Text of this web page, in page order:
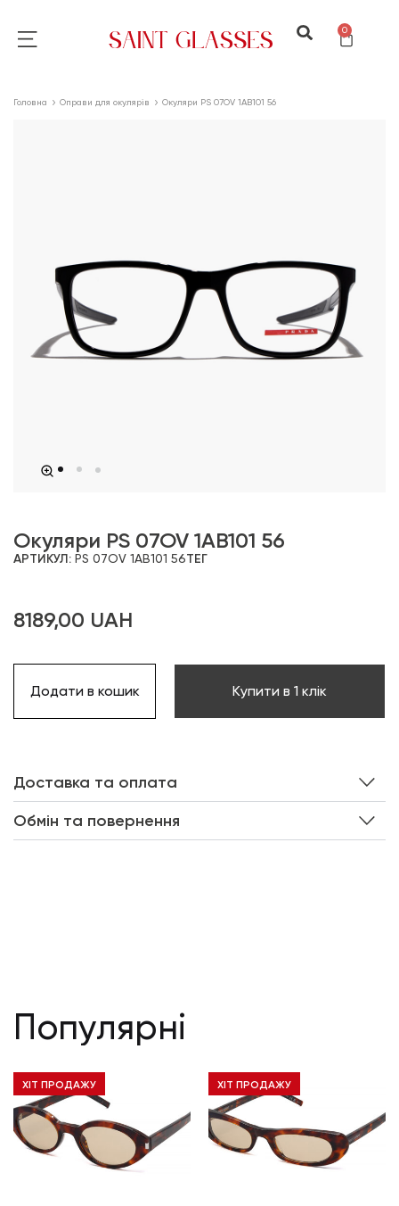
0
Головна Оправи для окулярів Окуляри PS 07OV 1AB101 56
Окуляри PS 07OV 1AB101 56
АРТИКУЛ: PS 07OV 1AB101 56ТЕГ
8189,00 UAH
Додати в кошик Купити в 1 клік
Доставка та оплата
Обмін та повернення
Популярні
ХІТ ПРОДАЖУ ХІТ ПРОДАЖУ